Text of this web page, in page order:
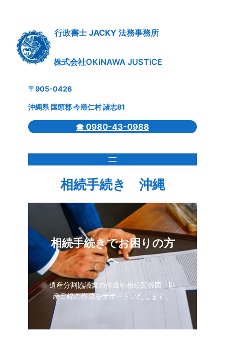
行政書士 JACKY 法務事務所
株式会社OKiNAWA JUSTiCE
〒905-0426
沖縄県 国頭郡 今帰仁村 諸志81
☎ 0980-43-0988
相続手続き 沖縄
相続手続きでお困りの方
へ
遺産分割協議書の作成や相続関係図・財
産目録の作成をサポートいたします。